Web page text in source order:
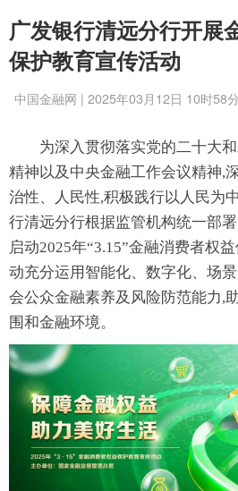
广发银行清远分行开展
保护教育宣传活动
中国金融网 | 2025年03月12日 10时58分
为深入贯彻落实党的二十大
精神以及中央金融工作会议精神,
治性、人民性,积极践行以人民为
行清远分行根据监管机构统一部
启动2025年“3.15”金融消费者权
动充分运用智能化、数字化、场
会公众金融素养及风险防范能力,
围和金融环境。